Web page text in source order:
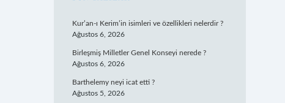
SIDEBAR
Kur’an-ı Kerim’in isimleri ve özellikleri nelerdir ?
Ağustos 6, 2026
Birleşmiş Milletler Genel Konseyi nerede ?
Ağustos 6, 2026
Barthelemy neyi icat etti ?
Ağustos 5, 2026